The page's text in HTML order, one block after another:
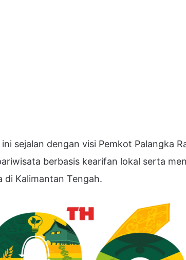
sejalan dengan visi Pemkot Palangka
berbasis kearifan lokal serta
di Kalimantan Tengah.